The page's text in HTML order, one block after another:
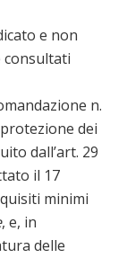
e non
consultati
n.
dei
dall’art. 29
il 17
minimi
, e, in
delle